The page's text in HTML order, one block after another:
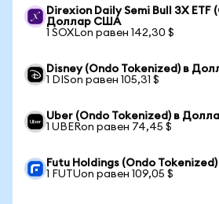
Direxion Daily Semi Bull 3X ETF
Доллар США
1 SOXLon равен 142,30 $
Disney (Ondo Tokenized) в
1 DISon равен 105,31 $
Uber (Ondo Tokenized) в
1 UBERon равен 74,45 $
Futu Holdings (Ondo
1 FUTUon равен 109,05 $